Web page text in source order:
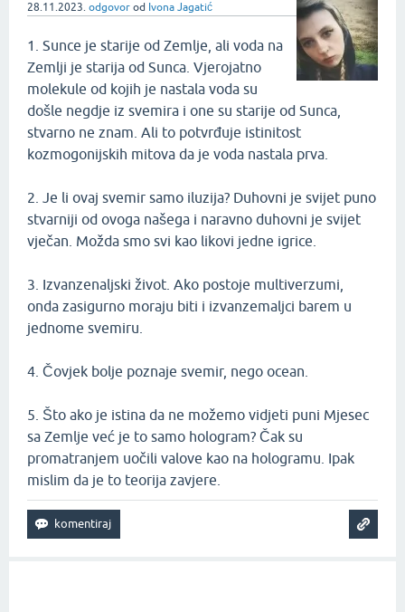
28.11.2023. odgovor od Ivona Jagatić
1. Sunce je starije od Zemlje, ali voda na
Zemlji je starija od Sunca. Vjerojatno
molekule od kojih je nastala voda su
došle negdje iz svemira i one su starije od Sunca,
stvarno ne znam. Ali to potvrđuje istinitost
kozmogonijskih mitova da je voda nastala prva.
2. Je li ovaj svemir samo iluzija? Duhovni je svijet puno
stvarniji od ovoga našega i naravno duhovni je svijet
vječan. Možda smo svi kao likovi jedne igrice.
3. Izvanzenaljski život. Ako postoje multiverzumi,
onda zasigurno moraju biti i izvanzemaljci barem u
jednome svemiru.
4. Čovjek bolje poznaje svemir, nego ocean.
5. Što ako je istina da ne možemo vidjeti puni Mjesec
sa Zemlje već je to samo hologram? Čak su
promatranjem uočili valove kao na hologramu. Ipak
mislim da je to teorija zavjere.